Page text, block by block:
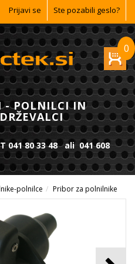
Prijavi se Ste pozabili geslo?
0
- POLNILCI IN
041 80 33 48 ali 041 608
polnilce Pribor za polnilnike